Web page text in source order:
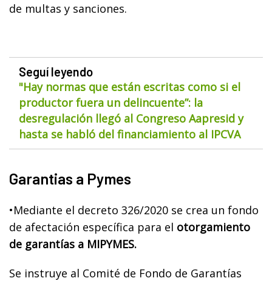
de multas y sanciones.
Seguí leyendo
"Hay normas que están escritas como si el
productor fuera un delincuente”: la
desregulación llegó al Congreso Aapresid y
hasta se habló del financiamiento al IPCVA
Garantias a Pymes
•Mediante el decreto 326/2020 se crea un fondo
de afectación específica para el otorgamiento
de garantías a MIPYMES.
Se instruye al Comité de Fondo de Garantías